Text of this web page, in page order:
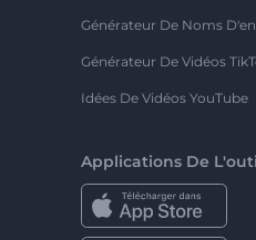
Générateur De Noms
Générateur De Vidéos
Idées De Vidéos YouTube
Applications De